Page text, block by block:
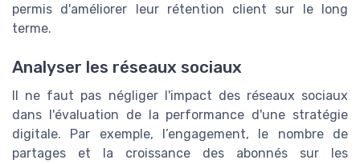
permis d'améliorer leur rétention client sur le long
terme.
Analyser les réseaux sociaux
Il ne faut pas négliger l'impact des réseaux sociaux
dans l'évaluation de la performance d'une stratégie
digitale. Par exemple, l’engagement, le nombre de
partages et la croissance des abonnés sur les